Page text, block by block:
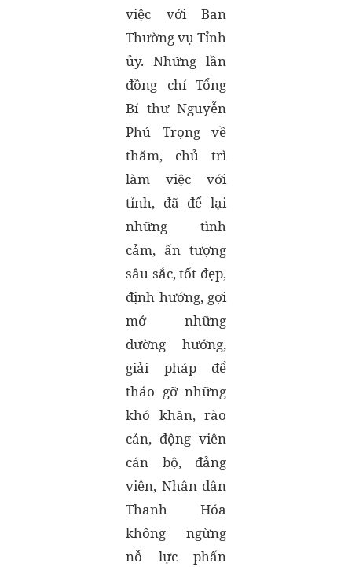
việc với Ban
Thường vụ Tỉnh
ủy. Những lần
đồng chí Tổng
Bí thư Nguyễn
Phú Trọng về
thăm, chủ trì
làm việc với
tỉnh, đã để lại
những tình
cảm, ấn tượng
sâu sắc, tốt đẹp,
định hướng, gợi
mở những
đường hướng,
giải pháp để
tháo gỡ những
khó khăn, rào
cản, động viên
cán bộ, đảng
viên, Nhân dân
Thanh Hóa
không ngừng
nỗ lực phấn